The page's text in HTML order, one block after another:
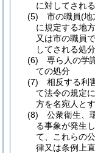
に対してされ
(5)
市の職員(地
に規定する地
又は市の職員
してされる処
(6)
専ら人の学
ての処分
(7)
相反する利
て法令の規定
方を名宛人と
(8)
公衆衛生、
る事象が発生
て、これらの
律又は条例上